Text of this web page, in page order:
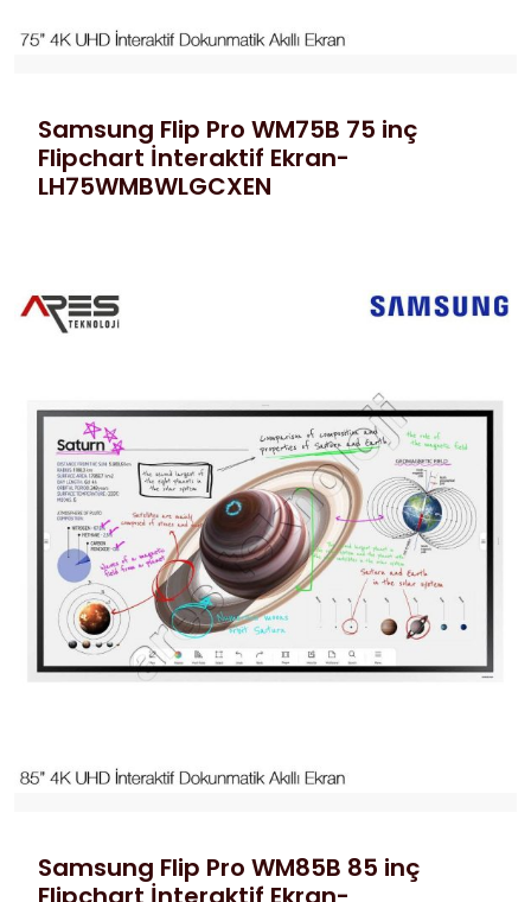
Samsung Flip Pro WM75B 75 inç
Flipchart İnteraktif Ekran-
LH75WMBWLGCXEN
Samsung Flip Pro WM85B 85 inç